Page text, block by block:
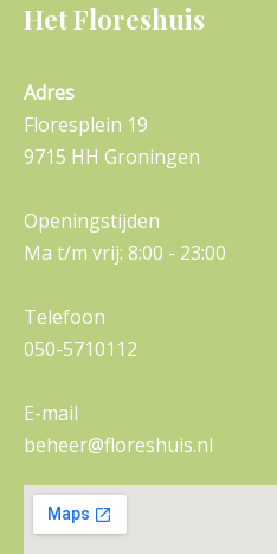
Het Floreshuis
Adres
Floresplein 19
9715 HH Groningen
Openingstijden
Ma t/m vrij: 8:00 - 23:00
Telefoon
050-5710112
E-mail
beheer@floreshuis.nl